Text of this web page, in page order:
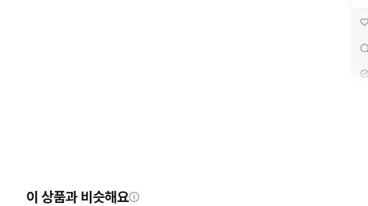
이 상품과 비슷해요